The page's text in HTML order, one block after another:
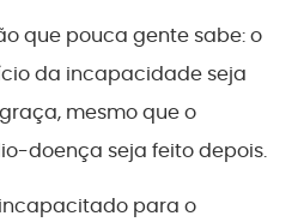
que pouca gente sabe: o
da incapacidade seja
mesmo que o
doença seja feito depois.
para o